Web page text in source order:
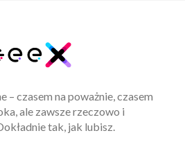
– czasem na poważnie, czasem
ale zawsze rzeczowo i
tak, jak lubisz.